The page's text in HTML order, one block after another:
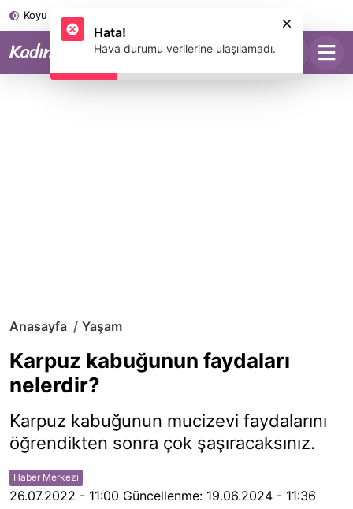
Koyu Mod
Anasayfa Yaşam
Karpuz kabuğunun faydaları
nelerdir?
Karpuz kabuğunun mucizevi faydalarını
öğrendikten sonra çok şaşıracaksınız.
Haber Merkezi
26.07.2022 - 11:00 Güncellenme: 19.06.2024 - 11:36
Hata!
Hava durumu verilerine ulaşılamadı.